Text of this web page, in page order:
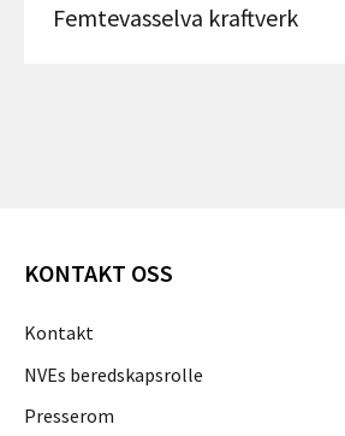
Femtevasselva kraftverk
KONTAKT OSS
Kontakt
NVEs beredskapsrolle
Presserom